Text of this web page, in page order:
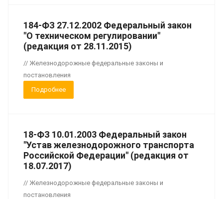
184-ФЗ 27.12.2002 Федеральный закон
"О техническом регулировании"
(редакция от 28.11.2015)
// Железнодорожные федеральные законы и
постановления
Подробнее
18-ФЗ 10.01.2003 Федеральный закон
"Устав железнодорожного транспорта
Российской Федерации" (редакция от
18.07.2017)
// Железнодорожные федеральные законы и
постановления